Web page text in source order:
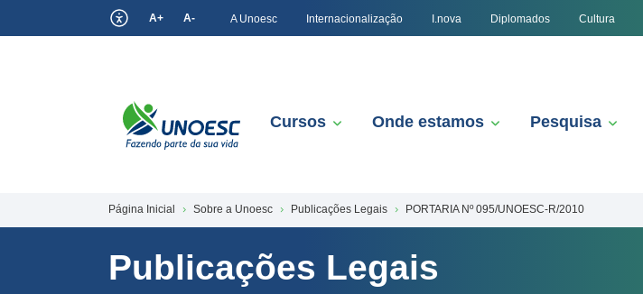
A+ A- A Unoesc Internacionalização I.nova Diplomados Cultura
Cursos Onde estamos Pesquisa
Página Inicial Sobre a Unoesc Publicações Legais PORTARIA Nº 095/UNOESC-R/2010
Publicações Legais